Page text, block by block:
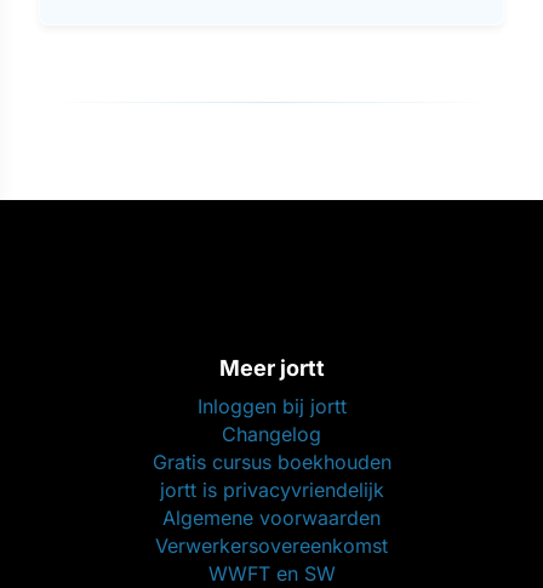
Meer jortt
Inloggen bij jortt
Changelog
Gratis cursus boekhouden
jortt is privacyvriendelijk
Algemene voorwaarden
Verwerkersovereenkomst
WWFT en SW